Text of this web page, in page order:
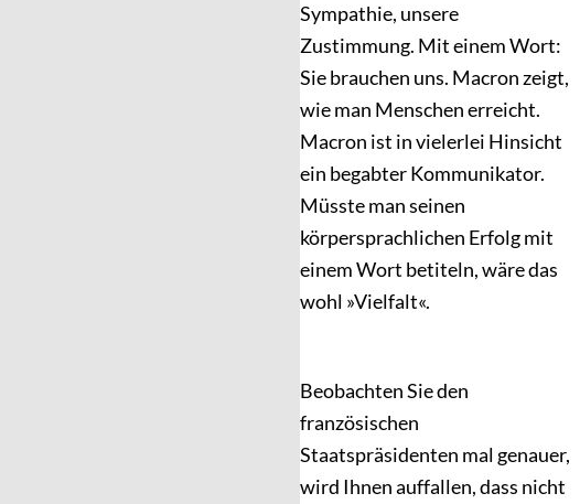
Sympathie, unsere
Zustimmung. Mit einem Wort:
Sie brauchen uns. Macron zeigt,
wie man Menschen erreicht.
Macron ist in vielerlei Hinsicht
ein begabter Kommunikator.
Müsste man seinen
körpersprachlichen Erfolg mit
einem Wort betiteln, wäre das
wohl »Vielfalt«.
Beobachten Sie den
französischen
Staatspräsidenten mal genauer,
wird Ihnen auffallen, dass nicht